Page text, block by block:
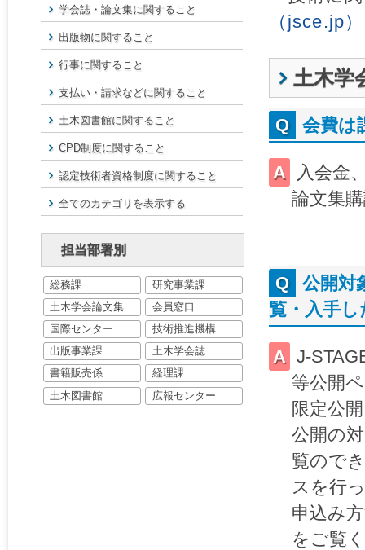
学会誌・論文集に関すること
出版物に関すること
行事に関すること
支払い・請求などに関すること
土木図書館に関すること
CPD制度に関すること
認定技術者資格制度に関すること
全てのカテゴリを表示する
担当部署別
総務課
研究事業課
土木学会論文集
会員窓口
国際センター
技術推進機構
出版事業課
土木学会誌
書籍販売係
経理課
土木図書館
広報センター
（jsce.jp）
土木学
会費は
入会金
論文集
公開対
覧・入手し
J-
等公開
限定公
公開の
覧ので
スを行
申込み
をご覧